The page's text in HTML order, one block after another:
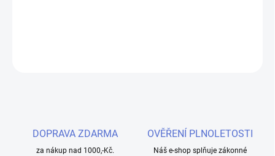
DOPRAVA ZDARMA
za nákup nad 1000,-Kč.
OVĚŘENÍ PLNOLETOSTI
Náš e-shop splňuje zákonné